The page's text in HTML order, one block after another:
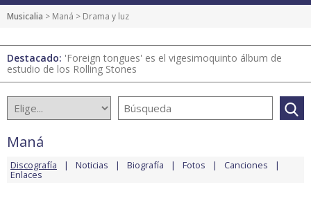
Musicalia > Maná > Drama y luz
Destacado: 'Foreign tongues' es el vigesimoquinto álbum de
estudio de los Rolling Stones
Maná
Discografía Noticias Biografía Fotos Canciones
Enlaces